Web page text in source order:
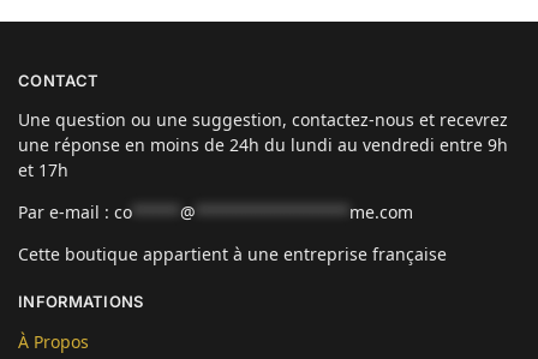
CONTACT
Une question ou une suggestion, contactez-nous et recevrez
une réponse en moins de 24h du lundi au vendredi entre 9h
et 17h
Par e-mail : co @
me.com
Cette boutique appartient à une entreprise française
INFORMATIONS
À Propos